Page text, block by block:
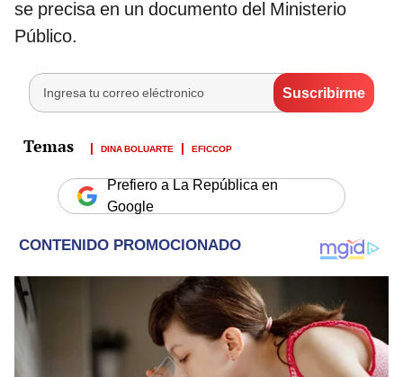
se precisa en un documento del Ministerio
Público.
DINA BOLUARTE EFICCOP
Prefiero a La República en
Google